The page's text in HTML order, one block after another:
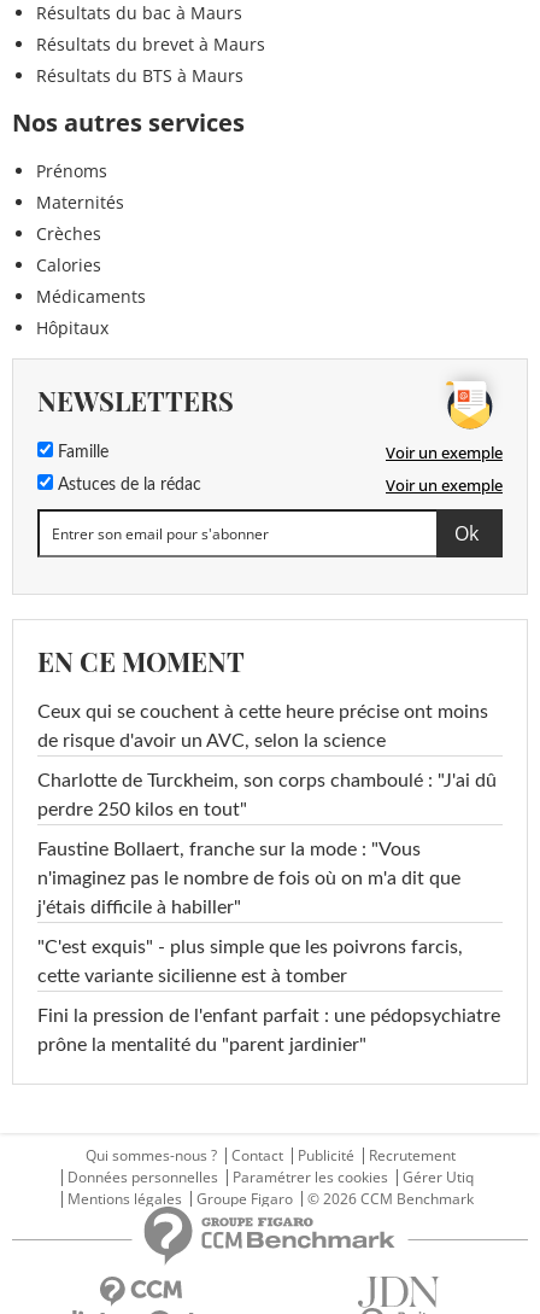
Résultats du bac à Maurs
Résultats du brevet à Maurs
Résultats du BTS à Maurs
Nos autres services
Prénoms
Maternités
Crèches
Calories
Médicaments
Hôpitaux
NEWSLETTERS
Famille Voir un exemple
Astuces de la rédac Voir un exemple
EN CE MOMENT
Ceux qui se couchent à cette heure précise ont moins
de risque d'avoir un AVC, selon la science
Charlotte de Turckheim, son corps chamboulé : "J'ai dû
perdre 250 kilos en tout"
Faustine Bollaert, franche sur la mode : "Vous
n'imaginez pas le nombre de fois où on m'a dit que
j'étais difficile à habiller"
"C'est exquis" - plus simple que les poivrons farcis,
cette variante sicilienne est à tomber
Fini la pression de l'enfant parfait : une pédopsychiatre
prône la mentalité du "parent jardinier"
Qui sommes-nous ? Contact Publicité
Recrutement
Données personnelles
Paramétrer les cookies
Gérer Utiq
Mentions légales
Groupe Figaro © 2026 CCM Benchmark